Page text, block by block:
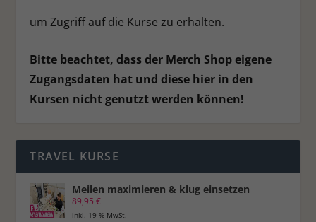
um Zugriff auf die Kurse zu erhalten.
Bitte beachtet, dass der Merch Shop eigene
Zugangsdaten hat und diese hier in den
Kursen nicht genutzt werden können!
TRAVEL KURSE
Meilen maximieren & klug einsetzen
89,95€
inkl. 19 % MwSt.
Statistiken (1)
helfen uns zu verstehen, wie unsere Besucher unsere Website nutzen.
Cookie-Informationen anzeigen
Externe Medien (7)
standardmäßig blockiert. Wenn Cookies von externen Medien akzeptiert
werden, bedarf der Zugriff auf diese Inhalte keiner manuellen
Einwilligung mehr.